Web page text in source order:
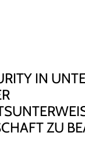
IN
ZU